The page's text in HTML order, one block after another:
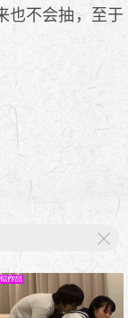
也不会抽，至于